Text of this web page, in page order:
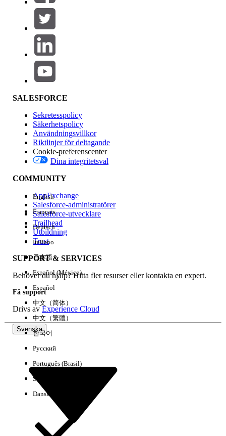
VÄLJ FILTER
Produktområde
Funktionspåverkan
Version
Händelse
Rensa alla Klart
SALESFORCE
Sekretesspolicy
Säkerhetspolicy
Användningsvillkor
Riktlinjer för deltagande
Cookie-preferenscenter
Dina integritetsval
COMMUNITY
AppExchange
Salesforce-administratörer
Salesforce-utvecklare
Trailhead
Utbildning
Trust
SUPPORT & SERVICES
Behöver du hjälp? Hitta fler resurser eller kontakta en expert.
Få support
Drivs avExperience Cloud
Svenska
English
Français
Deutsch
Italiano
日本語
Español (México)
Español
中文（简体）
中文（繁體）
한국어
Русский
Português (Brasil)
Suomi
Dansk